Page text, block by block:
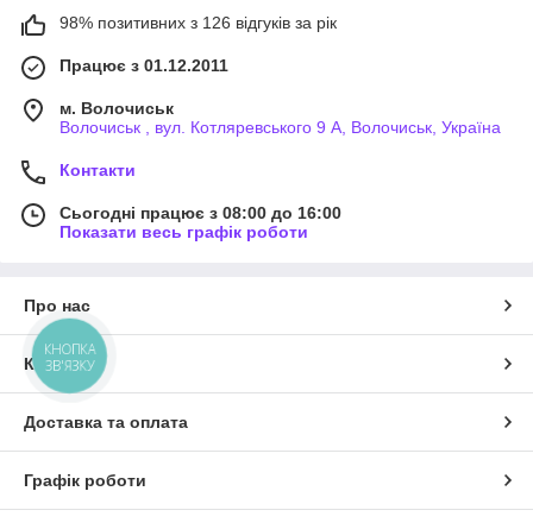
98% позитивних з 126 відгуків за рік
Працює з 01.12.2011
м. Волочиськ
Волочиськ , вул. Котляревського 9 А, Волочиськ, Україна
Контакти
Сьогодні працює з 08:00 до 16:00
Показати весь графік роботи
Про нас
Контакти
Доставка та оплата
Графік роботи
КНОПКА
ЗВ'ЯЗКУ